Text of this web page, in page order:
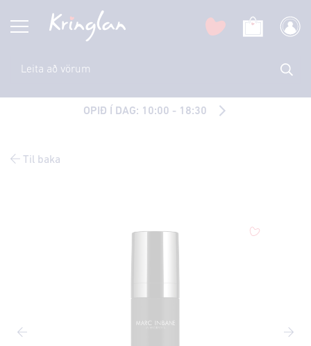
OPIÐ Í DAG: 10:00 - 18:30
Til baka